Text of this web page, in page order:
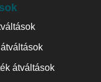
átváltások